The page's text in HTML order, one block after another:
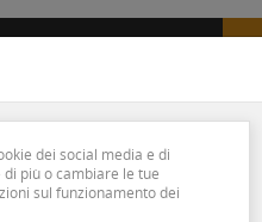
dei social media e di
più o cambiare le tue
sul funzionamento dei